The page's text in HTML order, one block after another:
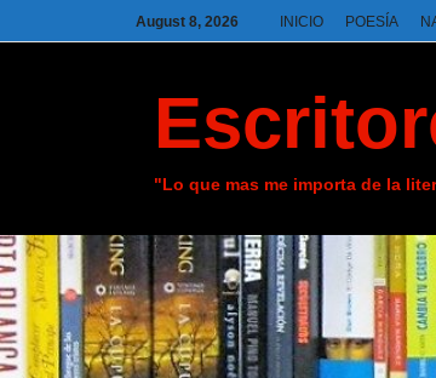
August 8, 2026 INICIO POESÍA
"Lo que mas me importa de la